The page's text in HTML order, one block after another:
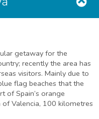
getaway for the
recently the area has
visitors. Mainly due to
flag beaches that the
of Spain’s orange
Valencia, 100 kilometres